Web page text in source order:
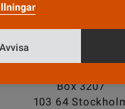
Box 3207
103 64
Avvisa